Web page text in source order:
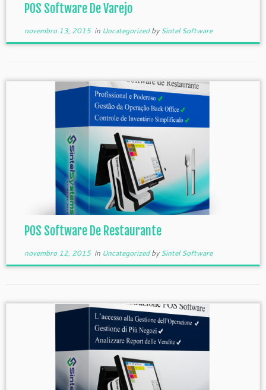
POS Software De Varejo
novembro 13, 2015in UncategorizedbySintel Software
POS Software De Restaurante
novembro 12, 2015in UncategorizedbySintel Software